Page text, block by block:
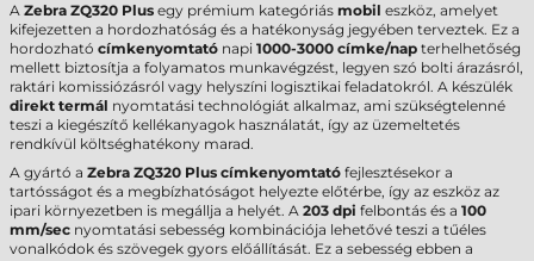
A Zebra ZQ320 Plus egy prémium kategóriás mobil eszköz, amelyet
kifejezetten a hordozhatóság és a hatékonyság jegyében terveztek. Ez a
hordozható címkenyomtató napi 1000-3000 címke/nap terhelhetőség
mellett biztosítja a folyamatos munkavégzést, legyen szó bolti árazásról,
raktári komissiózásról vagy helyszíni logisztikai feladatokról. A készülék
direkt termál nyomtatási technológiát alkalmaz, ami szükségtelenné
teszi a kiegészítő kellékanyagok használatát, így az üzemeltetés
rendkívül költséghatékony marad.
A gyártó a Zebra ZQ320 Plus címkenyomtató fejlesztésekor a
tartósságot és a megbízhatóságot helyezte előtérbe, így az eszköz az
ipari környezetben is megállja a helyét. A 203 dpi felbontás és a 100
mm/sec nyomtatási sebesség kombinációja lehetővé teszi a tűéles
vonalkódok és szövegek gyors előállítását. Ez a sebesség ebben a